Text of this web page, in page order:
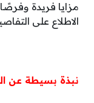
مزايا فريدة
الاطلاع على
نبذة بسيطة عن